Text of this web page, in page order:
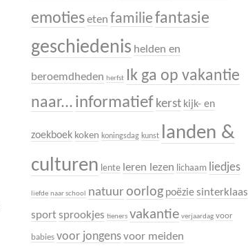
emotieseten familie fantasie
geschiedenis helden en
beroemdheden herfst
Ik ga op vakantie
naar... informatief kerst kijk- en
zoekboek koken koningsdag kunst
landen &
culturen lente leren lezen lichaam liedjes
liefde naar school natuur oorlog poëzie sinterklaas
sport sprookjes tieners vakantie verjaardag voor
babies voor jongensvoor meiden